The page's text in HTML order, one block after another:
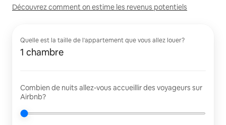
Découvrez comment on estime les revenus potentiels
Quelle est la taille de l'appartement que vous allez louer?
1 chambre
Combien de nuits allez-vous accueillir des voyageurs sur
Airbnb?